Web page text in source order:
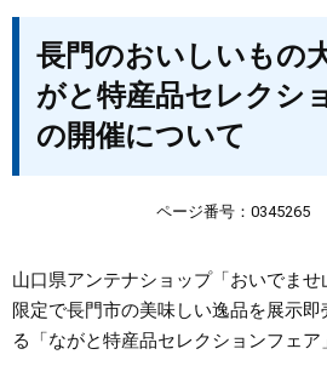
くらし・環境
健康・福祉
教育・文化・スポーツ
しごと・産業・観光
まちづくり
長門のおいしいもの
がと特産品セレクシ
の開催について
ページ番号：0345265
山口県アンテナショップ「おいでま
限定で長門市の美味しい逸品を展示
る「ながと特産品セレクションフェア